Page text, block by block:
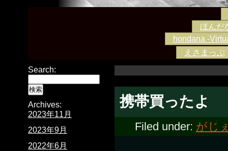
ほんだ
hondana -
えさまっぷ
携帯買ったよ
Filed under: がじ
Search:
Archives:
2023年11月
2023年9月
2022年6月